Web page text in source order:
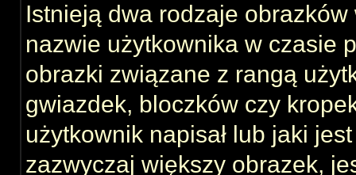
Istnieją dwa rodzaje
nazwie użytkownika w czasie
obrazki związane z rangą
gwiazdek, bloczków czy
użytkownik napisał lub jaki
zazwyczaj większy obrazek,